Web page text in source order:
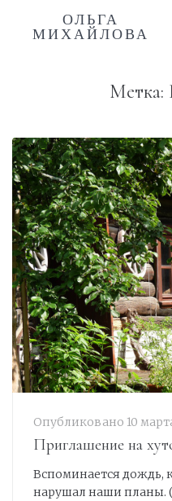
ОЛЬГА
МИХАЙЛОВА
Метка:
Опубликовано 10
Приглашение на
Вспоминается дождь,
нарушал наши планы.